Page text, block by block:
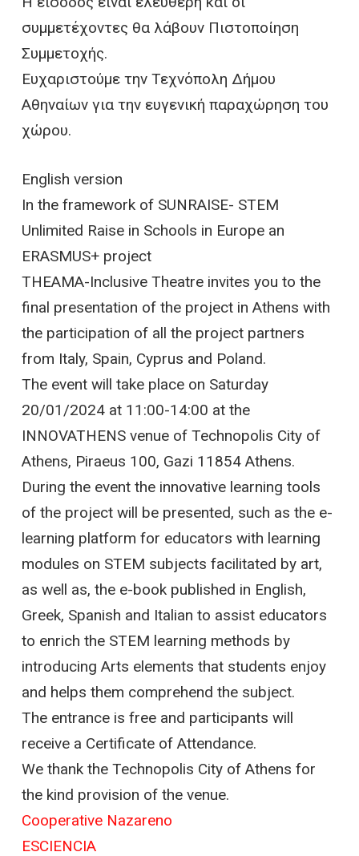
συμμετέχοντες θα λάβουν Πιστοποίηση
Συμμετοχής.
Ευχαριστούμε την Τεχνόπολη Δήμου
Αθηναίων για την ευγενική παραχώρηση του
χώρου.
English version
In the framework of SUNRAISE- STEM
Unlimited Raise in Schools in Europe an
ERASMUS+ project
THEAMA-Inclusive Theatre invites you to the
final presentation of the project in Athens with
the participation of all the project partners
from Italy, Spain, Cyprus and Poland.
The event will take place on Saturday
20/01/2024 at 11:00-14:00 at the
INNOVATHENS venue of Technopolis City of
Athens, Piraeus 100, Gazi 11854 Athens.
During the event the innovative learning tools
of the project will be presented, such as the e-
learning platform for educators with learning
modules on STEM subjects facilitated by art,
as well as, the e-book published in English,
Greek, Spanish and Italian to assist educators
to enrich the STEM learning methods by
introducing Arts elements that students enjoy
and helps them comprehend the subject.
The entrance is free and participants will
receive a Certificate of Attendance.
We thank the Technopolis City of Athens for
the kind provision of the venue.
Cooperative Nazareno
ESCIENCIA